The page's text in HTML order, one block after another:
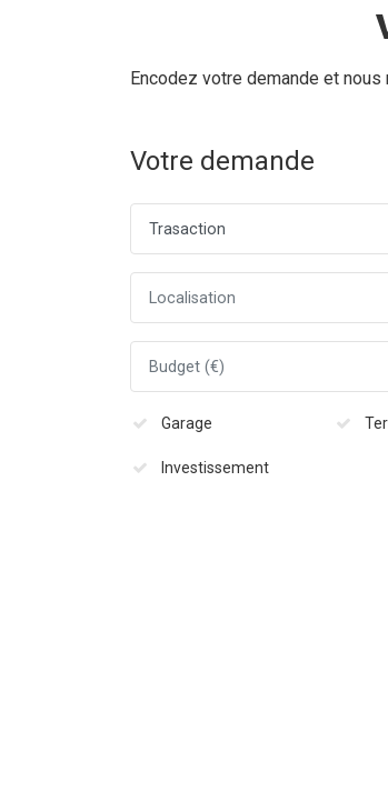
Encodez votre demande et
Votre demande
Garage
Investissement